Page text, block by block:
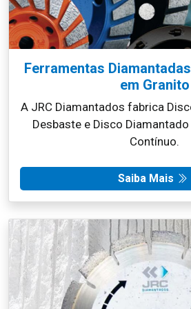
Ferramentas
em Granito
A JRC Diamantados fabrica
Desbaste e Disco
Contínuo.
Saiba Mais